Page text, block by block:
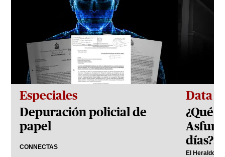
Especiales
Depuración policial de
papel
CONNECTAS
Data
¿Qué
días?:
El Heraldo